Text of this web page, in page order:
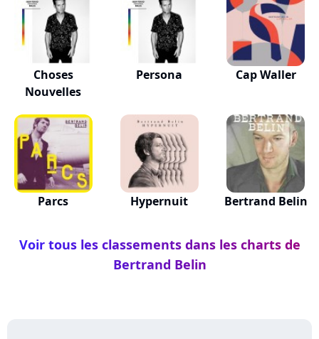
Choses
Nouvelles
Persona Cap Waller
Parcs Hypernuit Bertrand Belin
Voir tous les classements dans les charts de
Bertrand Belin